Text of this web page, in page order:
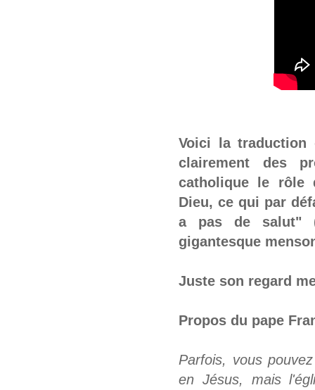
Voici la
clairement des
catholique le rôle
Dieu, ce qui par
a pas de salut"
gigantesque
Juste son regard
Propos du pape
Parfois, vous
en Jésus, mais